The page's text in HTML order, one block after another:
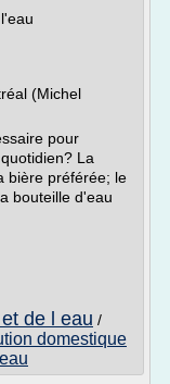
(Michel
pour
La
bière préférée; le
bouteille d'eau
de l eau /
domestique